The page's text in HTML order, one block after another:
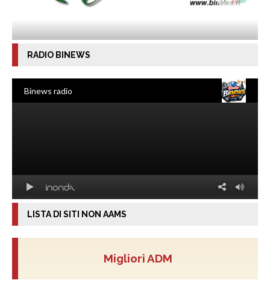
RADIO BINEWS
LISTA DI SITI NON AAMS
Migliori ADM